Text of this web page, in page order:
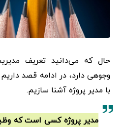
حال که می‌دانید تعریف
وجوهی دارد، در ادامه قصد
با مدیر پروژه آشنا سازیم.
مدیر پروژه کسی است که